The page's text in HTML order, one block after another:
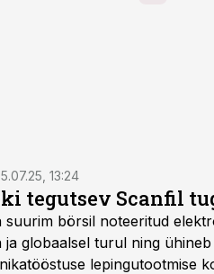
13:24
tegutsev Scanfil
suurim börsil noteeritud
ja globaalsel turul ning
lepingutootmise